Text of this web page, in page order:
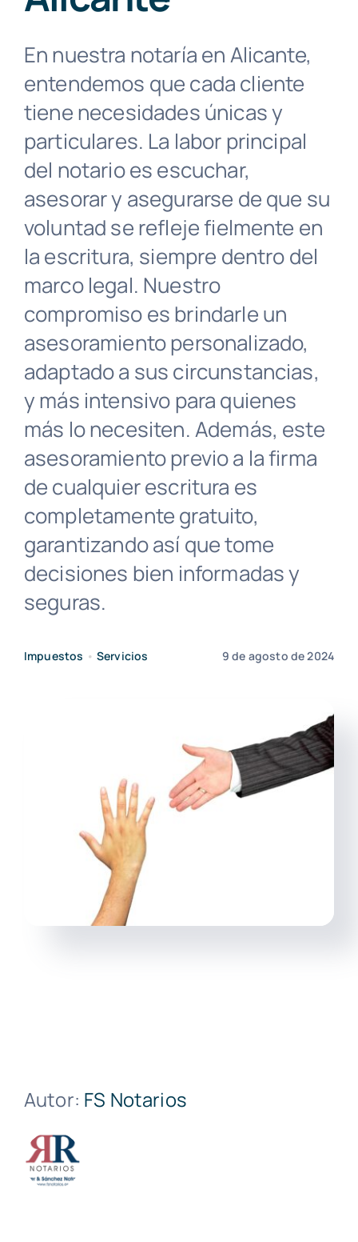
Buscar:
En nuestra notaría en Alicante,
entendemos que cada cliente
tiene necesidades únicas y
particulares. La labor principal
del notario es escuchar,
asesorar y asegurarse de que su
voluntad se refleje fielmente en
la escritura, siempre dentro del
marco legal. Nuestro
compromiso es brindarle un
asesoramiento personalizado,
adaptado a sus circunstancias,
y más intensivo para quienes
más lo necesiten. Además, este
asesoramiento previo a la firma
de cualquier escritura es
completamente gratuito,
garantizando así que tome
decisiones bien informadas y
seguras.
Impuestos • Servicios 9 de agosto de 2024
Autor: FS Notarios